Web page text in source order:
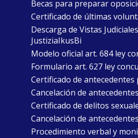
Becas para preparar
Certificado de últimas
Descarga de Vistas
JustiziaIkusBi
Modelo oficial art. 684 ley
Formulario art. 627 ley
Certificado de antecedentes
Cancelación de
Certificado de delitos
Cancelación de
Procedimiento verbal y